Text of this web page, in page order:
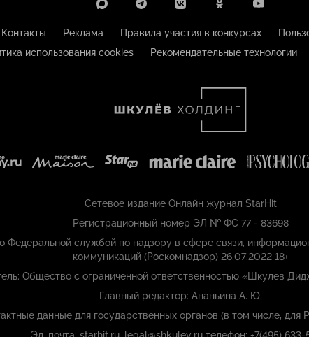
Контакты Реклама Правила участия в конкурсах
использования cookies
Рекомендательные технологии
Сетевое издание Онлайн журнал StarHit
Регистрационный номер ЭЛ № ФС 77 - 83698
Федеральной службой по надзору в сфере связи,
коммуникаций (Роскомнадзор) 26.07.2022 18+
Общество с ограниченной ответственностью «Шкулёв
Главный редактор: Ананьина А. Ю.
данные для государственных органов (в том числе, для